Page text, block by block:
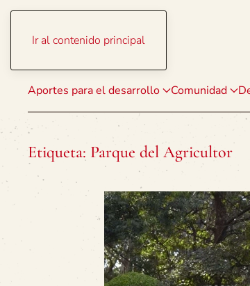
Ir al contenido principal
Aportes para el desarrollo Comunidad
Etiqueta: Parque del Agricultor